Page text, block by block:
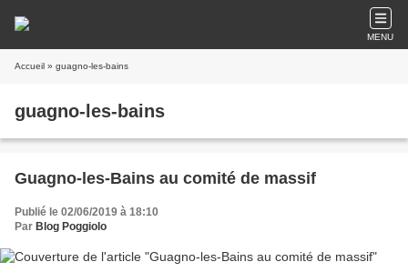
MENU
Accueil » guagno-les-bains
guagno-les-bains
Guagno-les-Bains au comité de massif
Publié le 02/06/2019 à 18:10
Par Blog Poggiolo